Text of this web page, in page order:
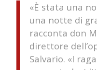
«È stata una
una notte di
racconta don
direttore
Salvario. «I